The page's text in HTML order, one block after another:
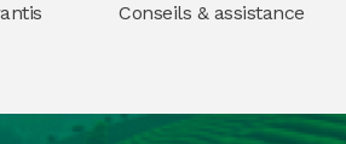
Conseils & assistance